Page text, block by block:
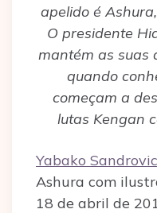
apelido é
O presidente
mantém as suas
quando
começam a
lutas Kengan
Yabako
Ashura com
18 de abril de